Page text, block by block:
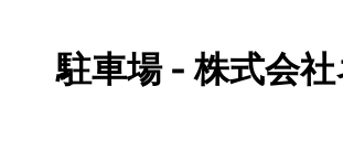
駐車場 - 株式会